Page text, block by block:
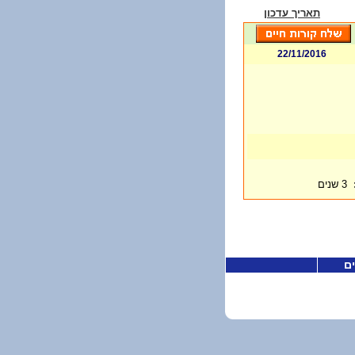
תאריך עדכון
22/11/2016
: 3 שנים